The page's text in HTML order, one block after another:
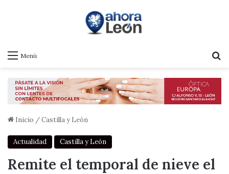
Menú
Inicio /Castilla y León
Actualidad Castilla y León
Remite el temporal de nieve el